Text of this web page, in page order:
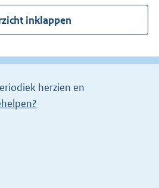
r
n
l
n
inklappen
herzien en